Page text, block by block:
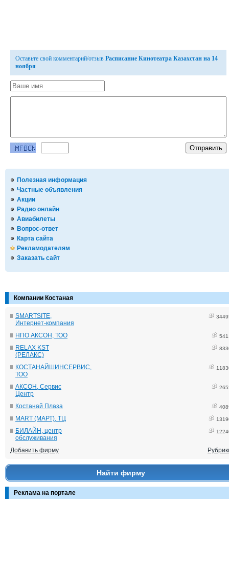
Полезная информация
Частные объявления
Акции
Радио онлайн
Авиабилеты
Вопрос-ответ
Карта сайта
Рекламодателям
Заказать сайт
Компании Костаная
SMARTSITE,
Интернет-компания
НПО АКСОН, ТОО
RELAX KST
(РЕЛАКС)
КОСТАНАЙШИНСЕРВИС,
ТОО
АКСОН, Сервис
Центр
Костанай Плаза
MART (МАРТ), ТЦ
БИЛАЙН, центр
обслуживания
Добавить фирму
Найти фирму
Реклама на портале
Оставьте свой комментарий/отзыв Расписание Кинотеатра Казахстан на 14
ноября